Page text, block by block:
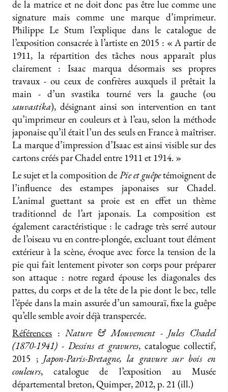
de la matrice et ne doit donc pas être lue comme une
signature mais comme une marque d’imprimeur.
Philippe Le Stum l’explique dans le catalogue de
l’exposition consacrée à l’artiste en 2015 : « A partir de
1911, la répartition des tâches nous apparaît plus
clairement : Isaac marqua désormais ses propres
travaux - ou ceux de confrères auxquels il prêtait la
main - d’un svastika tourné vers la gauche (ou
sauvastika), désignant ainsi son intervention en tant
qu’imprimeur en couleurs et à l’eau, selon la méthode
japonaise qu’il était l’un des seuls en France à maîtriser.
La marque d’impression d’Isaac est ainsi visible sur des
cartons créés par Chadel entre 1911 et 1914. »
Le sujet et la composition de Pie et guêpetémoignent de
l’influence des estampes japonaises sur Chadel.
L’animal guettant sa proie est en effet un thème
traditionnel de l’art japonais. La composition est
également caractéristique : le cadrage très serré autour
de l’oiseau vu en contre-plongée, excluant tout élément
extérieur à la scène, évoque avec force la tension de la
pie qui fait lentement pivoter son corps pour préparer
son attaque : notre regard épouse les diagonales des
pattes, du corps et de la tête de la pie dont le bec, telle
l’épée dans la main assurée d’un samouraï, fixe la guêpe
qu’elle semble avoir déjà transpercée.
Références : Nature & Mouvement - Jules Chadel
(1870-1941) - Dessins et gravures, catalogue collectif,
2015 ; Japon-Paris-Bretagne, la gravure sur bois en
couleurs, catalogue de l’exposition au Musée
départemental breton, Quimper, 2012, p. 21 (ill.)